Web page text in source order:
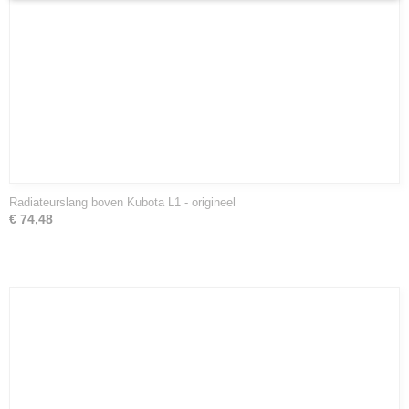
Radiateurslang boven Kubota L1 - origineel
€ 74,48